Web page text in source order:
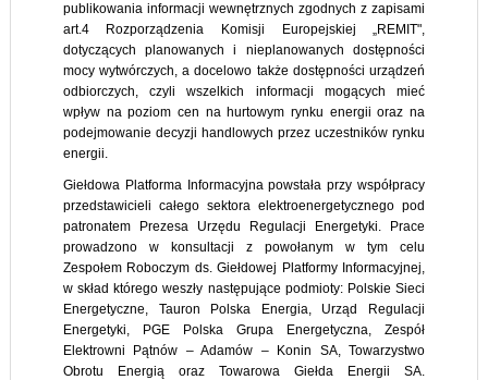
publikowania informacji wewnętrznych zgodnych z zapisami
art.4 Rozporządzenia Komisji Europejskiej „REMIT",
dotyczących planowanych i nieplanowanych dostępności
mocy wytwórczych, a docelowo także dostępności urządzeń
odbiorczych, czyli wszelkich informacji mogących mieć
wpływ na poziom cen na hurtowym rynku energii oraz na
podejmowanie decyzji handlowych przez uczestników rynku
energii.
Giełdowa Platforma Informacyjna powstała przy współpracy
przedstawicieli całego sektora elektroenergetycznego pod
patronatem Prezesa Urzędu Regulacji Energetyki. Prace
prowadzono w konsultacji z powołanym w tym celu
Zespołem Roboczym ds. Giełdowej Platformy Informacyjnej,
w skład którego weszły następujące podmioty: Polskie Sieci
Energetyczne, Tauron Polska Energia, Urząd Regulacji
Energetyki, PGE Polska Grupa Energetyczna, Zespół
Elektrowni Pątnów – Adamów – Konin SA, Towarzystwo
Obrotu Energią oraz Towarowa Giełda Energii SA.